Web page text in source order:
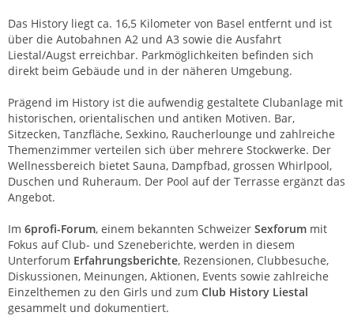
Das History liegt ca. 16,5 Kilometer von Basel entfernt und ist
über die Autobahnen A2 und A3 sowie die Ausfahrt
Liestal/Augst erreichbar. Parkmöglichkeiten befinden sich
direkt beim Gebäude und in der näheren Umgebung.
Prägend im History ist die aufwendig gestaltete Clubanlage mit
historischen, orientalischen und antiken Motiven. Bar,
Sitzecken, Tanzfläche, Sexkino, Raucherlounge und zahlreiche
Themenzimmer verteilen sich über mehrere Stockwerke. Der
Wellnessbereich bietet Sauna, Dampfbad, grossen Whirlpool,
Duschen und Ruheraum. Der Pool auf der Terrasse ergänzt das
Angebot.
Im 6profi-Forum, einem bekannten Schweizer Sexforum mit
Fokus auf Club- und Szeneberichte, werden in diesem
Unterforum Erfahrungsberichte, Rezensionen, Clubbesuche,
Diskussionen, Meinungen, Aktionen, Events sowie zahlreiche
Einzelthemen zu den Girls und zum Club History Liestal
gesammelt und dokumentiert.